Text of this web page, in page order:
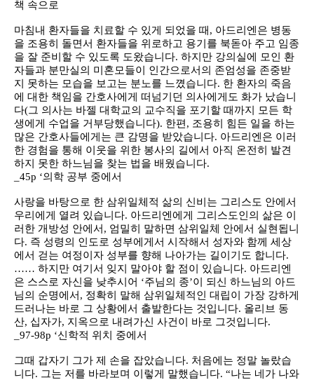
책 속으로
마침내 환자들을 치료할 수 있게 되었을 때, 아드리엔은 병동
을 조용히 돌면서 환자들을 위로하고 용기를 북돋아 주고 임종
을 잘 준비할 수 있도록 도왔습니다. 하지만 강의실에 모인 환
자들과 분만실의 미혼모들이 인간으로서의 존엄성을 존중받
지 못하는 모습을 보고는 분노를 느꼈습니다. 한 환자의 죽음
에 대한 책임을 간호사에게 떠넘기던 의사에게도 화가 났습니
다(그 의사는 바젤 대학교의 교수직을 포기할 때까지 모든 학
생에게 수업을 거부당했습니다). 한편, 조용히 힘든 일을 하는
많은 간호사들에게는 큰 감명을 받았습니다. 아드리엔은 이러
한 경험을 통해 이웃을 위한 봉사의 길에서 아직 온전히 발견
하지 못한 하느님을 찾는 법을 배웠습니다.
_45p ‘의학 공부 중에서
사랑을 바탕으로 한 삼위일체적 삶의 신비는 그리스도 안에서
우리에게 열려 있습니다. 아드리엔에게 그리스도인의 삶은 이
러한 개방성 안에서, 엄밀히 말하면 삼위일체 안에서 실현됩니
다. 즉 성령의 인도로 성부에게서 시작해서 성자와 함께 세상
에서 걷는 여정이자 성부를 향해 나아가는 길이기도 합니다.
…… 하지만 여기서 잊지 말아야 할 점이 있습니다. 아드리엔
은 스스로 자신을 낮추시어 ‘주님의 종’이 되신 하느님의 아드
님의 순명에서, 정확히 말해 삼위일체적인 대립이 가장 강하게
드러나는 바로 그 상황에서 출발한다는 것입니다. 올리브 동
산, 십자가, 지옥으로 내려가신 사건이 바로 그것입니다.
_97-98p ‘신학적 위치 중에서
그때 갑자기 그가 제 손을 잡았습니다. 처음에는 정말 놀랐습
니다. 그는 저를 바라보며 이렇게 말했습니다. “나는 네가 나와